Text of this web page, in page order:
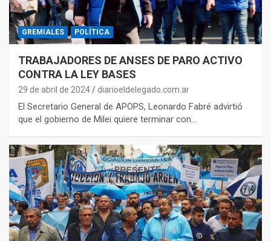
GREMIALES POLÍTICA
TRABAJADORES DE ANSES DE PARO ACTIVO
CONTRA LA LEY BASES
29 de abril de 2024 diarioeldelegado.com.ar
El Secretario General de APOPS, Leonardo Fabré advirtió
que el gobierno de Milei quiere terminar con…